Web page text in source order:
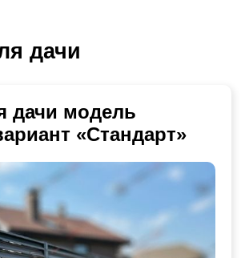
дачи
дачи модель
«Стандарт»